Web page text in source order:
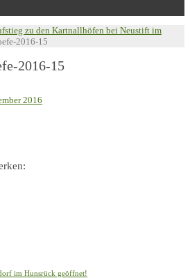
zu den Kartnallhöfen bei Neustift im
2016-15
2016-15
2016
im Hunsrück geöffnet!